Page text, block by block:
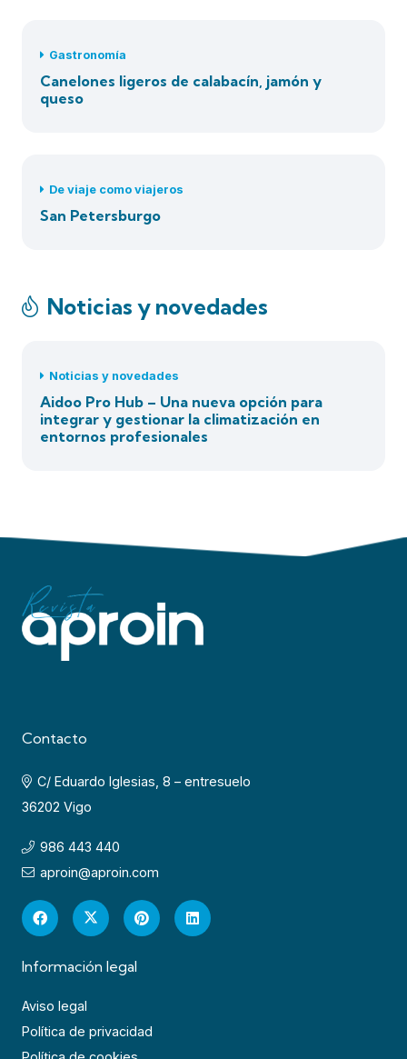
Gastronomía
Canelones ligeros de calabacín, jamón y
queso
De viaje como viajeros
San Petersburgo
Noticias y novedades
Noticias y novedades
Aidoo Pro Hub – Una nueva opción para
integrar y gestionar la climatización en
entornos profesionales
Contacto
C/ Eduardo Iglesias, 8 – entresuelo
36202 Vigo
986 443 440
aproin@aproin.com
Información legal
Aviso legal
Política de privacidad